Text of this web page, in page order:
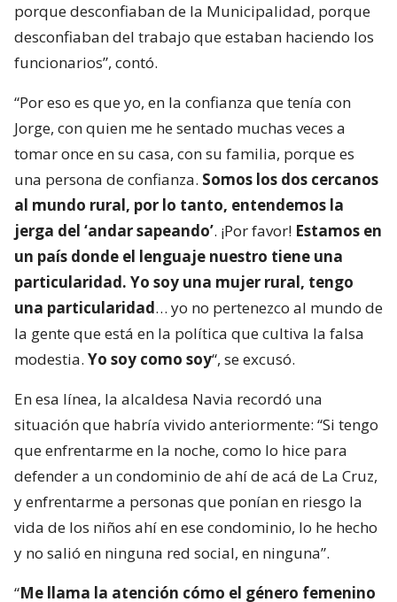
porque desconfiaban de la Municipalidad, porque
desconfiaban del trabajo que estaban haciendo los
funcionarios”, contó.
“Por eso es que yo, en la confianza que tenía con
Jorge, con quien me he sentado muchas veces a
tomar once en su casa, con su familia, porque es
una persona de confianza. Somos los dos cercanos
al mundo rural, por lo tanto, entendemos la
jerga del ‘andar sapeando’. ¡Por favor! Estamos en
un país donde el lenguaje nuestro tiene una
particularidad. Yo soy una mujer rural, tengo
una particularidad… yo no pertenezco al mundo de
la gente que está en la política que cultiva la falsa
modestia. Yo soy como soy“, se excusó.
En esa línea, la alcaldesa Navia recordó una
situación que habría vivido anteriormente: “Si tengo
que enfrentarme en la noche, como lo hice para
defender a un condominio de ahí de acá de La Cruz,
y enfrentarme a personas que ponían en riesgo la
vida de los niños ahí en ese condominio, lo he hecho
y no salió en ninguna red social, en ninguna”.
“Me llama la atención cómo el género femenino